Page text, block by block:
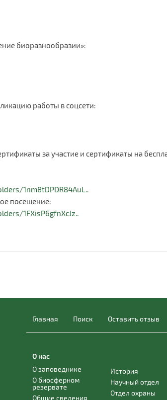
биоразнообразии»:
работы в соцсети:
за участие и сертификаты на
1nm8tDPDR84AuL..
посещение:
1FXisP6gfnXcJz..
Главная Поиск Оставить отзыв
О нас
О заповеднике
О биосферном
резервате
Общие сведения
История
Научный отдел
Отдел охраны